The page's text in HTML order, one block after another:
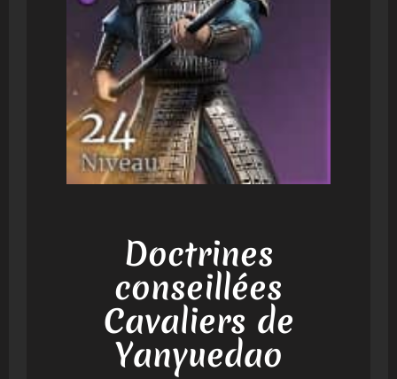
Doctrines
conseillées
Cavaliers de
Yanyuedao